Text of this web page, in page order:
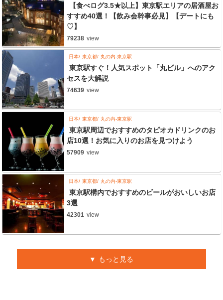
【食べログ3.5★以上】東京駅エリアの居酒屋お
すすめ40選！【飲み会幹事必見】【デートにも
♡】
79238 view
日本 東京都 丸の内-東京駅
東京駅すぐ！人気スポット「丸ビル」へのアク
セスを大解説
74639 view
日本 東京都 丸の内-東京駅
東京駅周辺でおすすめのタピオカドリンクのお
店10選！お気に入りのお店を見つけよう
57909 view
日本 東京都 丸の内-東京駅
東京駅構内でおすすめのビールがおいしいお店
3選
42301 view
もっと見る